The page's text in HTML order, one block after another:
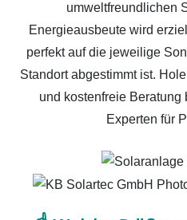
umweltfreundlichen
Energieausbeute wird
perfekt auf die jeweilige
Standort abgestimmt ist.
und kostenfreie Beratung
Experten für